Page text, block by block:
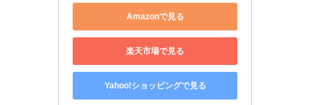
Amazonで見る
楽天市場で見る
Yahoo!ショッピングで見る